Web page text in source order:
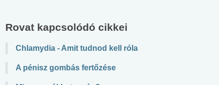
Rovat kapcsolódó cikkei
Chlamydia - Amit tudnod kell róla
A pénisz gombás fertőzése